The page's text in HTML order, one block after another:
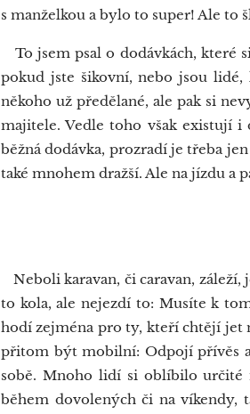
s manželkou a bylo to super! Ale to
To jsem psal o dodávkách, které
pokud jste šikovní, nebo jsou
někoho už předělané, ale pak si
majitele. Vedle toho však existují i
běžná dodávka, prozradí je třeba
také mnohem dražší. Ale na jízdu a
Neboli karavan, či caravan,
to kola, ale nejezdí to: Musíte k
hodí zejména pro ty, kteří chtějí jet
přitom být mobilní: Odpojí přívěs a
sobě. Mnoho lidí si oblíbilo určité
během dovolených či na víkendy,